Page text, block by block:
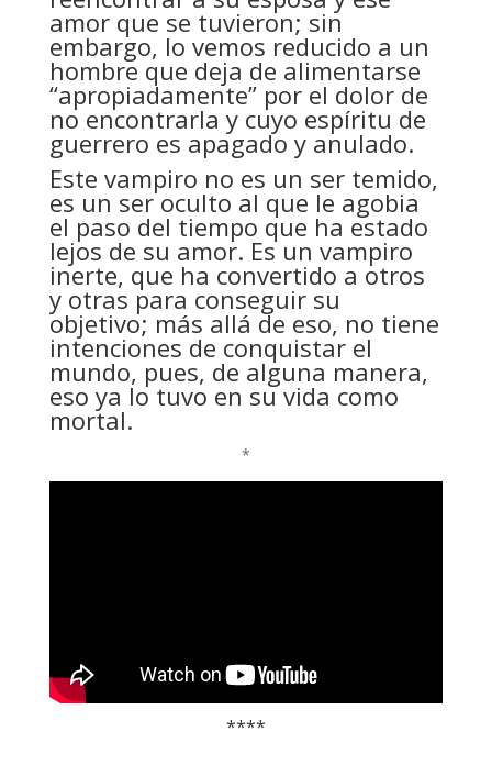
amor que se tuvieron; sin
embargo, lo vemos reducido a un
hombre que deja de alimentarse
“apropiadamente” por el dolor de
no encontrarla y cuyo espíritu de
guerrero es apagado y anulado.
Este vampiro no es un ser temido,
es un ser oculto al que le agobia
el paso del tiempo que ha estado
lejos de su amor. Es un vampiro
inerte, que ha convertido a otros
y otras para conseguir su
objetivo; más allá de eso, no tiene
intenciones de conquistar el
mundo, pues, de alguna manera,
eso ya lo tuvo en su vida como
mortal.
*
****